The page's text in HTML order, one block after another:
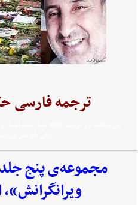
ترجمه فارسی
مجموعه‌‌ی پنج